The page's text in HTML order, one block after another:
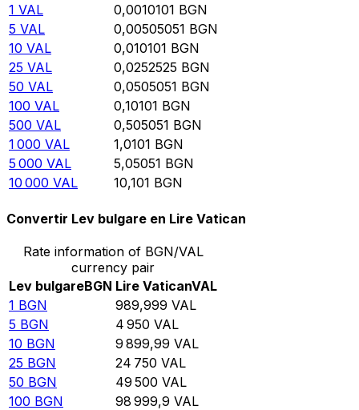
1 VAL 0,0010101 BGN
5 VAL 0,00505051 BGN
10 VAL 0,010101 BGN
25 VAL 0,0252525 BGN
50 VAL 0,0505051 BGN
100 VAL 0,10101 BGN
500 VAL 0,505051 BGN
1 000 VAL 1,0101 BGN
5 000 VAL 5,05051 BGN
10 000 VAL 10,101 BGN
Convertir Lev bulgare en Lire Vatican
Rate information of BGN/VAL
currency pair
Lev bulgareBGN Lire VaticanVAL
1 BGN 989,999 VAL
5 BGN 4 950 VAL
10 BGN 9 899,99 VAL
25 BGN 24 750 VAL
50 BGN 49 500 VAL
100 BGN 98 999,9 VAL